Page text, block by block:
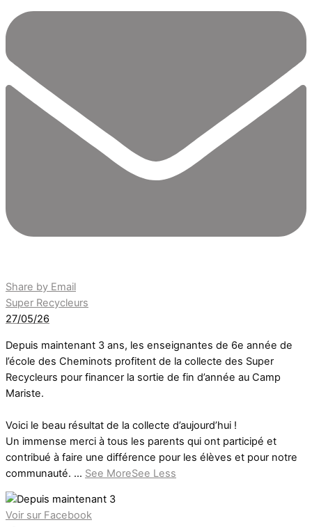
Share by Email
Super Recycleurs
27/05/26
Depuis maintenant 3 ans, les enseignantes de 6e année de
l’école des Cheminots profitent de la collecte des Super
Recycleurs pour financer la sortie de fin d’année au Camp
Mariste.
Voici le beau résultat de la collecte d’aujourd’hui !
Un immense merci à tous les parents qui ont participé et
contribué à faire une différence pour les élèves et pour notre
communauté. ... See MoreSee Less
Voir sur Facebook